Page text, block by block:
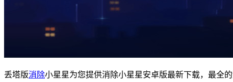
丢塔版消除小星星为您提供消除小星星安卓版最新下载，最全